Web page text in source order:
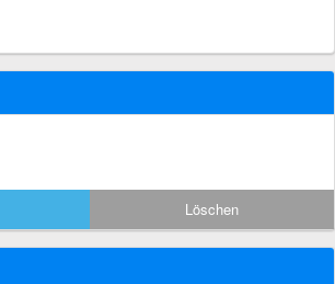
Löschen